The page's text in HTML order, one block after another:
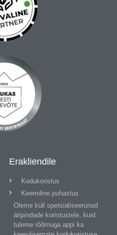
Erakliendile
Kodukoristus
Keemiline puhastus
Oleme küll spetsialiseerunud
äripindade koristustele, kuid
tuleme rõõmuga appi ka